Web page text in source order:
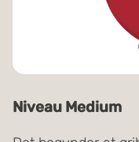
Niveau Medium